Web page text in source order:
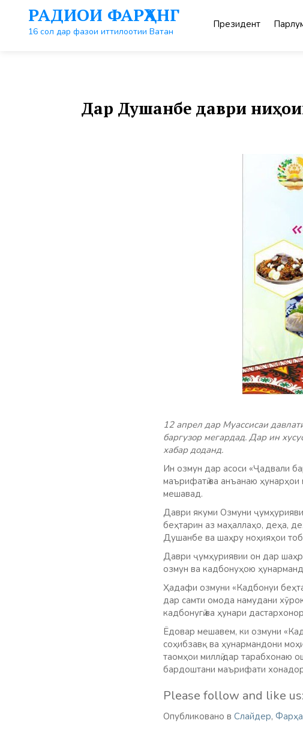
контенту
РАДИОИ ФАРҲАНГ
16 сол дар фазои иттилоотии Ватан
Президент
Дар Душанбе даври
12 апрел дар Муассисаи
баргузор мегардад. Дар ин
хабар доданд.
Ин озмун дар асоси «Ҷадвали
маърифатӣ ва анъанаю
мешавад.
Даври якуми Озмуни
беҳтарин аз маҳаллаҳо, деҳа,
Душанбе ва шаҳру ноҳияҳои
Даври ҷумҳуриявии он дар
озмун ва кадбонуҳою
Ҳадафи озмуни «Кадбонуи
дар самти омода намудани
кадбонугӣ ва ҳунари
Ёдовар мешавем, ки озмуни
соҳибзавқ ва ҳунармандони
таомҳои миллӣ дар тарабхонаю
бардоштани маърифати
Please follow and like us:
Опубликовано в Слайдер,